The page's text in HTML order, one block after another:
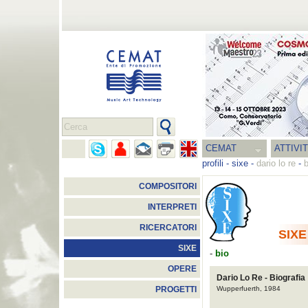
CEMAT
profili - sixe - dario lo re -
COMPOSITORI
INTERPRETI
RICERCATORI
SIXE
OPERE
PROGETTI
SIXE
- bio
Dario Lo Re - Biografia
Wupperfuerth, 1984